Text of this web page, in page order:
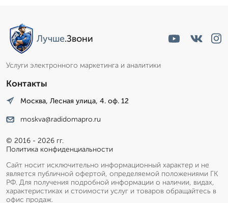
Лучше.Звони
Услуги электронного маркетинга и аналитики
Контакты
Москва, Лесная улица, 4. оф. 12
moskva@radidomapro.ru
© 2016 - 2026 гг.
Политика конфиденциальности
Сайт носит исключительно информационный характер и не
является публичной офертой, определяемой положениями ГК
РФ. Для получения подробной информации о наличии, видах,
характеристиках и стоимости услуг и товаров обращайтесь в
офис продаж.